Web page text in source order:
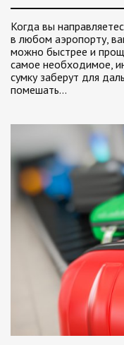
Когда вы
в любом аэропорту,
можно быстрее и
самое необходимое,
сумку заберут для
помешать…